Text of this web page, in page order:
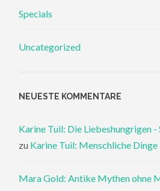
Specials
Uncategorized
NEUESTE KOMMENTARE
Karine Tuil: Die Liebeshungrigen
zu Karine Tuil: Menschliche Dinge
Mara Gold: Antike Mythen ohne